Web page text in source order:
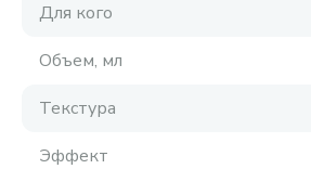
Для кого
Объем, мл
Текстура
Эффект